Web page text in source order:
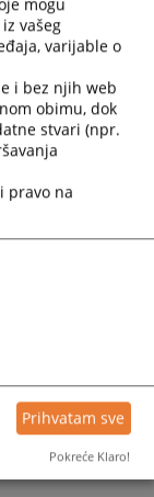
mogu
vašeg
varijable o
i bez njih web
obimu, dok
stvari (npr.
pravo na
Prihvatam sve
Pokreće Klaro!